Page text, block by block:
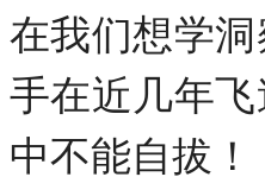
在我们想学
手在近几年
中不能自拔！